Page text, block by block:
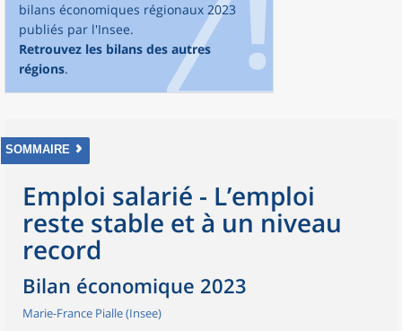
bilans économiques régionaux 2023
publiés par l'Insee.
Retrouvez les bilans des autres
régions.
SOMMAIRE
Emploi salarié - L’emploi
reste stable et à un niveau
record
Bilan économique 2023
Marie-France Pialle (Insee)